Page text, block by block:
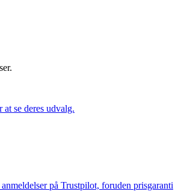
se deres udvalg.
på Trustpilot, foruden prisgaranti